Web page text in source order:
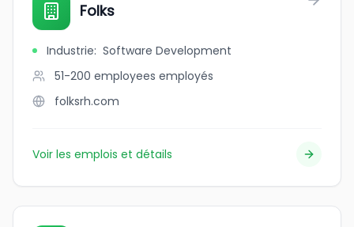
Folks
Industrie: Software Development
51-200 employees employés
folksrh.com
Voir les emplois et détails